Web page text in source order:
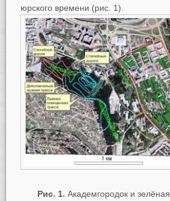
юрского времени (рис. 1).
Рис. 1. Академгородок и